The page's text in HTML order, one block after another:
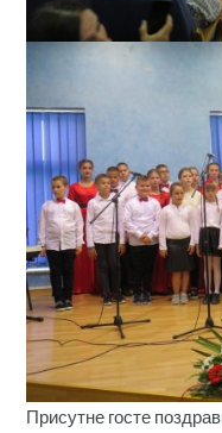
Присутне госте